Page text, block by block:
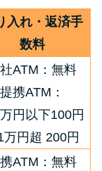
入があると
クの口コミ
ーンの問い
の問い合わ
入れ・返済手
数料
ATM：無料
提携ATM：
万円以下100円
万円超 200円
ATM：無料